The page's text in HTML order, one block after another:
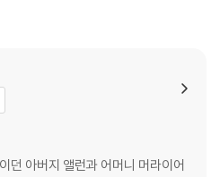
는 등 ‘결정판’으로서 손색이 없도록
악할 수 있게 도왔으며, 항해 지도는 물
선체 및 갑판 구조 등 포경업에 대한 구
한 관련 자료들도 풍성하게 수록했다.
나로 꼽히는 『모비 딕』의 깊고 넓은
해주는 길잡이가 될 것이다.
던 아버지 앨런과 어머니 머라이어